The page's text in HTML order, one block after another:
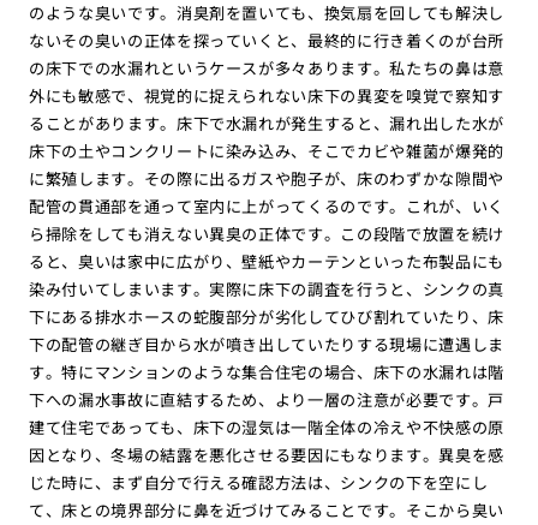
のような臭いです。消臭剤を置いても、換気扇を回しても解決し
ないその臭いの正体を探っていくと、最終的に行き着くのが台所
の床下での水漏れというケースが多々あります。私たちの鼻は意
外にも敏感で、視覚的に捉えられない床下の異変を嗅覚で察知す
ることがあります。床下で水漏れが発生すると、漏れ出した水が
床下の土やコンクリートに染み込み、そこでカビや雑菌が爆発的
に繁殖します。その際に出るガスや胞子が、床のわずかな隙間や
配管の貫通部を通って室内に上がってくるのです。これが、いく
ら掃除をしても消えない異臭の正体です。この段階で放置を続け
ると、臭いは家中に広がり、壁紙やカーテンといった布製品にも
染み付いてしまいます。実際に床下の調査を行うと、シンクの真
下にある排水ホースの蛇腹部分が劣化してひび割れていたり、床
下の配管の継ぎ目から水が噴き出していたりする現場に遭遇しま
す。特にマンションのような集合住宅の場合、床下の水漏れは階
下への漏水事故に直結するため、より一層の注意が必要です。戸
建て住宅であっても、床下の湿気は一階全体の冷えや不快感の原
因となり、冬場の結露を悪化させる要因にもなります。異臭を感
じた時に、まず自分で行える確認方法は、シンクの下を空にし
て、床との境界部分に鼻を近づけてみることです。そこから臭い